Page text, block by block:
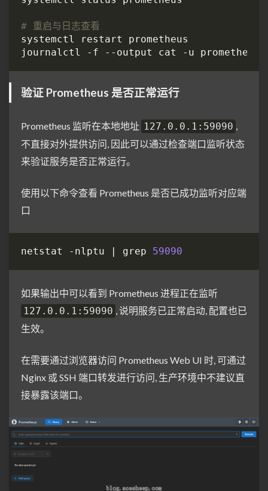
# 重启与日志查看
验证 Prometheus 是否正常运行
Prometheus 监听在本地地址 127.0.0.1:59090
不直接对外提供访问, 因此可以通过检查端口监听状态
来验证服务是否正常运行。
使用以下命令查看 Prometheus 是否已成功监听对应端
口
netstat -nlptu | grep 59090
如果输出中可以看到 Prometheus 进程正在监听
127.0.0.1:59090 , 说明服务已正常启动, 配置也已
生效。
在需要通过浏览器访问 Prometheus Web UI 时, 可通过
Nginx 或 SSH 端口转发进行访问, 生产环境中不建议直
接暴露该端口。